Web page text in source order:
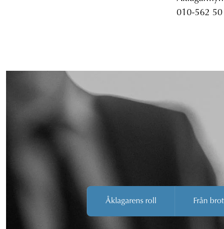
010-562
Åklagarens roll Från